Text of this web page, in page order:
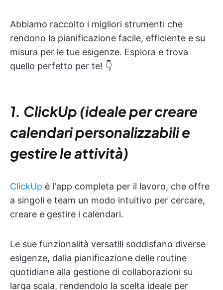
Abbiamo raccolto i migliori strumenti che
rendono la pianificazione facile, efficiente e su
misura per le tue esigenze. Esplora e trova
quello perfetto per te! 👇
1. ClickUp (ideale per creare
calendari personalizzabili e
gestire le attività)
ClickUp è l'app completa per il lavoro, che offre
a singoli e team un modo intuitivo per cercare,
creare e gestire i calendari.
Le sue funzionalità versatili soddisfano diverse
esigenze, dalla pianificazione delle routine
quotidiane alla gestione di collaborazioni su
larga scala, rendendolo la scelta ideale per